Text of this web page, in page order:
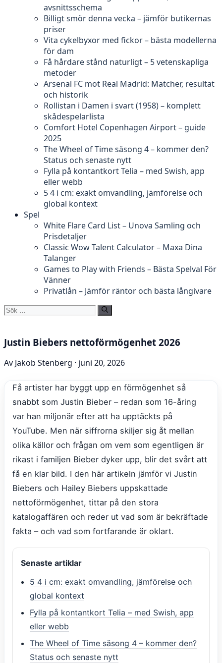
avsnittsschema
Billigt smör denna vecka – jämför butikernas
priser
Vita cykelbyxor med fickor – bästa modellerna
för dam
Få hårdare stånd naturligt – 5 vetenskapliga
metoder
Arsenal FC mot Real Madrid: Matcher, resultat
och historik
Rollistan i Damen i svart (1958) – komplett
skådespelarlista
Comfort Hotel Copenhagen Airport – guide
2025
The Wheel of Time säsong 4 – kommer den?
Status och senaste nytt
Fylla på kontantkort Telia – med Swish, app
eller webb
5 4 i cm: exakt omvandling, jämförelse och
global kontext
Spel
White Flare Card List – Unova Samling och
Prisdetaljer
Classic Wow Talent Calculator – Maxa Dina
Talanger
Games to Play with Friends – Bästa Spelval För
Vänner
Privatlån – Jämför räntor och bästa långivare
Sök
Justin Biebers nettoförmögenhet 2026
Av Jakob Stenberg · juni 20, 2026
Få artister har byggt upp en förmögenhet så
snabbt som Justin Bieber – redan som 16-åring
var han miljonär efter att ha upptäckts på
YouTube. Men när siffrorna skiljer sig åt mellan
olika källor och frågan om vem som egentligen är
rikast i familjen Bieber dyker upp, blir det svårt att
få en klar bild. I den här artikeln jämför vi Justin
Biebers och Hailey Biebers uppskattade
nettoförmögenhet, tittar på den stora
katalogaffären och reder ut vad som är bekräftade
fakta – och vad som fortfarande är oklart.
Senaste artiklar
5 4 i cm: exakt omvandling, jämförelse och
global kontext
Fylla på kontantkort Telia – med Swish, app
eller webb
The Wheel of Time säsong 4 – kommer den?
Status och senaste nytt